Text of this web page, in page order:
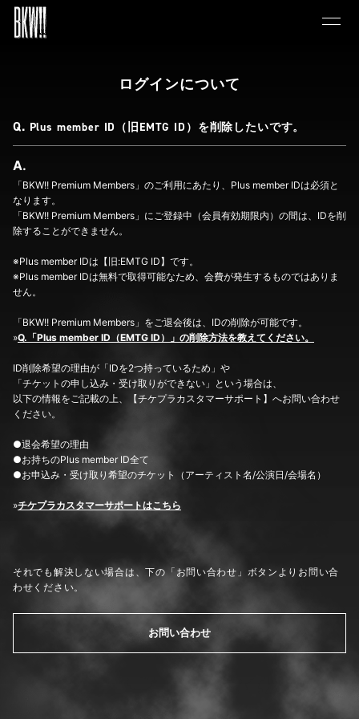
ログインについて
Plus member ID（旧EMTG ID）を削除したいです。
「BKW!! Premium Members」のご利用にあたり、Plus member IDは必須と
なります。
「BKW!! Premium Members」にご登録中（会員有効期限内）の間は、IDを削
除することができません。
※Plus member IDは【旧:EMTG ID】です。
※Plus member IDは無料で取得可能なため、会費が発生するものではありま
せん。
「BKW!! Premium Members」をご退会後は、IDの削除が可能です。
»Q.「Plus member ID（EMTG ID）」の削除方法を教えてください。
ID削除希望の理由が「IDを2つ持っているため」や
「チケットの申し込み・受け取りができない」という場合は、
以下の情報をご記載の上、【チケプラカスタマーサポート】へお問い合わせ
ください。
●退会希望の理由
●お持ちのPlus member ID全て
●お申込み・受け取り希望のチケット（アーティスト名/公演日/会場名）
»チケプラカスタマーサポートはこちら
それでも解決しない場合は、下の「お問い合わせ」ボタンよりお問い合
わせください。
お問い合わせ